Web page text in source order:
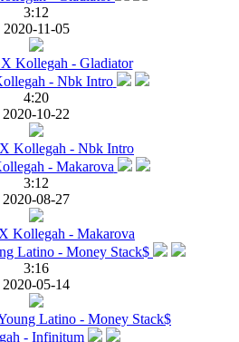
3:12
2020-11-05
Kollegah - Gladiator
4:20
2020-10-22
Kollegah - Nbk Intro
3:12
2020-08-27
Kollegah - Makarova
3:16
2020-05-14
Latino - Money Stack$